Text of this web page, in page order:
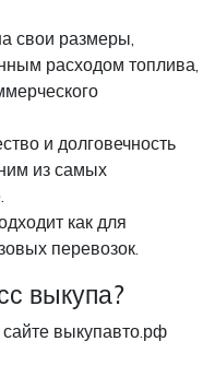
свои размеры,
расходом топлива,
и долговечность
из самых
как для
перевозок.
выкупа?
выкупавто.рф